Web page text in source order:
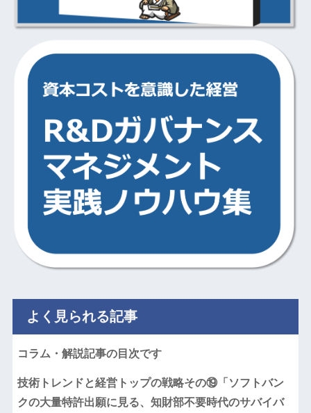
よく見られる記事
コラム・解説記事の目次です
技術トレンドと経営トップの戦略その⑲「ソフトバン
クの大量特許出願に見る、知財部不要時代のサバイバ